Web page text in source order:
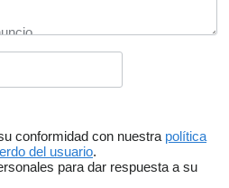
conformidad con nuestra política
del usuario.
para dar respuesta a su